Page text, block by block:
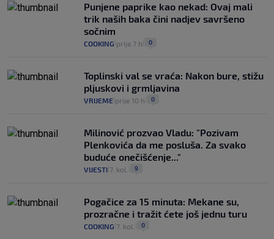
Punjene paprike kao nekad: Ovaj mali
trik naših baka čini nadjev savršeno
sočnim
COOKING prije 7 h 0
Toplinski val se vraća: Nakon bure, stižu
pljuskovi i grmljavina
VRIJEME prije 10 h 0
Milinović prozvao Vladu: "Pozivam
Plenkovića da me posluša. Za svako
buduće onečišćenje..."
VIJESTI 7. kol. 9
Pogačice za 15 minuta: Mekane su,
prozračne i tražit ćete još jednu turu
COOKING 7. kol. 0